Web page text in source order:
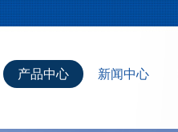
产品中心 新闻中心